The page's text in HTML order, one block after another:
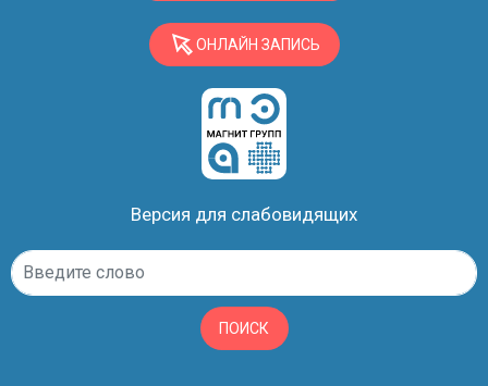
ОНЛАЙН ЗАПИСЬ
Версия для слабовидящих
ПОИСК